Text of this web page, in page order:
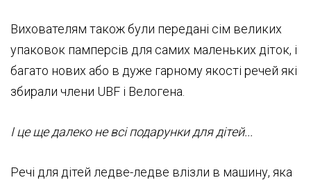
Вихователям також були передані сім великих
упаковок памперсів для самих маленьких діток, і
багато нових або в дуже гарному якості речей які
збирали члени UBF і Велогена.
І це ще далеко не всі подарунки для дітей...
Речі для дітей ледве-ледве влізли в машину, яка